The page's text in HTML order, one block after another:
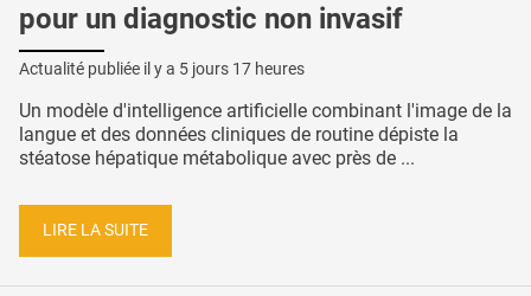
pour un diagnostic non invasif
Actualité publiée il y a 5 jours 17 heures
Un modèle d'intelligence artificielle combinant l'image de la
langue et des données cliniques de routine dépiste la
stéatose hépatique métabolique avec près de ...
LIRE LA SUITE